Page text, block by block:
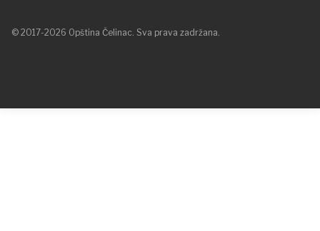
© 2017-2026 Opština Čelinac. Sva prava zadržana.